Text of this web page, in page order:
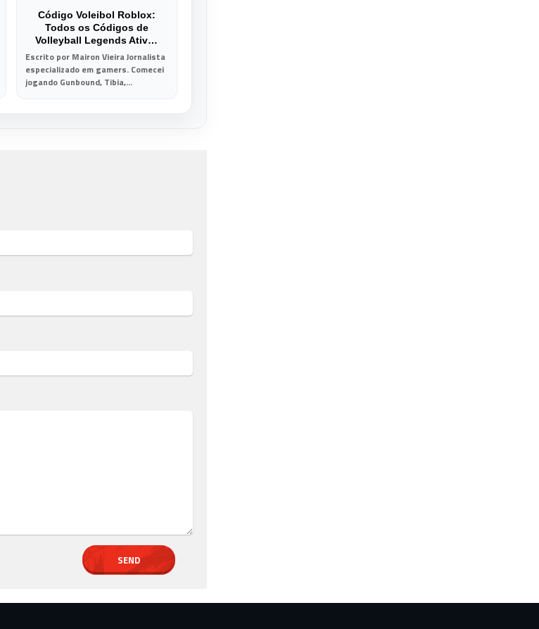
Código Voleibol Roblox:
Todos os Códigos de
Volleyball Legends Ativ…
Escrito por Mairon Vieira Jornalista
especializado em gamers. Comecei
jogando Gunbound, Tibia,...